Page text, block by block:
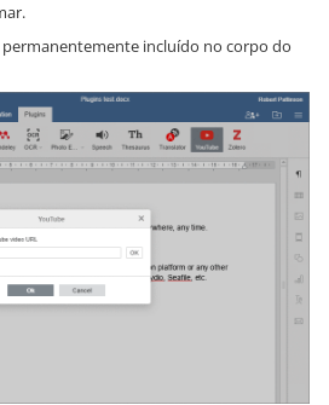
incluído no corpo do